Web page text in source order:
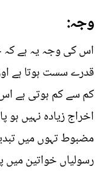
وجہ:
اس کی وجہ یہ ہے کہ
قدرے سست ہوتا ہے
کم سے کم ہوتی ہے
اخراج زیادہ نہیں
مضبوط تہوں میں
رسولیاں خواتین میں